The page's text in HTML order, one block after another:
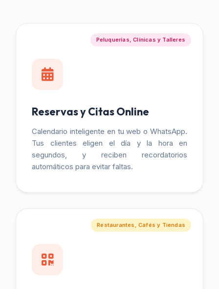
Peluquerías, Clínicas y Talleres
Reservas y Citas Online
Calendario inteligente en tu web o WhatsApp.
Tus clientes eligen el día y la hora en
segundos, y reciben recordatorios
automáticos para evitar faltas.
Restaurantes, Cafés y Tiendas